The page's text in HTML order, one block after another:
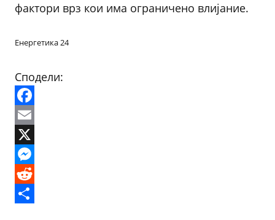
фактори врз кои има ограничено влијание.
Енергетика 24
Сподели:
Facebook
Email
X
Messenger
Reddit